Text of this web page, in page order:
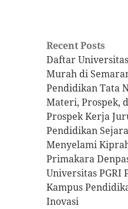
Recent Posts
Daftar
Murah di
Pendidikan Tata
Materi, Prospek,
Prospek Kerja
Pendidikan
Menyelami
Primakara
Universitas PGRI
Kampus
Inovasi